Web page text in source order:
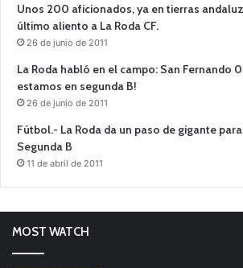
Unos 200 aficionados, ya en tierras
último aliento a La Roda CF.
26 de junio de 2011
La Roda habló en el campo: San Fernando 0
estamos en segunda B!
26 de junio de 2011
Fútbol.- La Roda da un paso de gigante
Segunda B
11 de abril de 2011
MOST WATCH